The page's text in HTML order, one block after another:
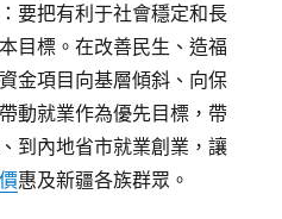
要把有利于社會穩定和長
目標。在改善民生、造福
金項目向基層傾斜、向保
動就業作為優先目標，帶
到內地省市就業創業，讓
惠及新疆各族群眾。